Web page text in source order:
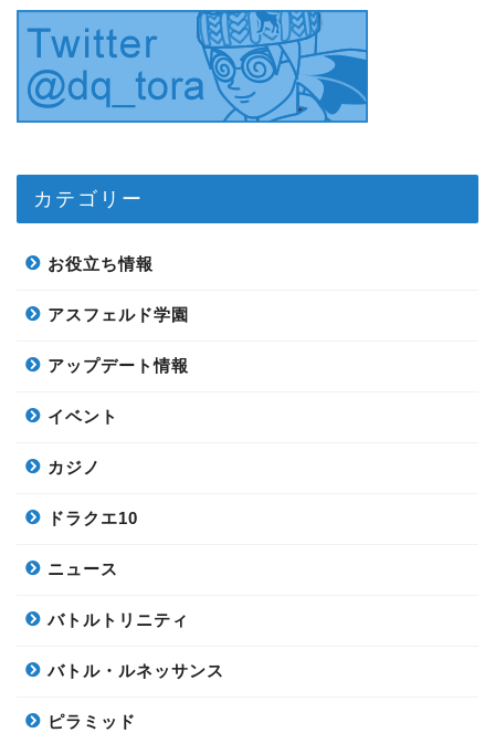
カテゴリー
お役立ち情報
アスフェルド学園
アップデート情報
イベント
カジノ
ドラクエ10
ニュース
バトルトリニティ
バトル・ルネッサンス
ピラミッド